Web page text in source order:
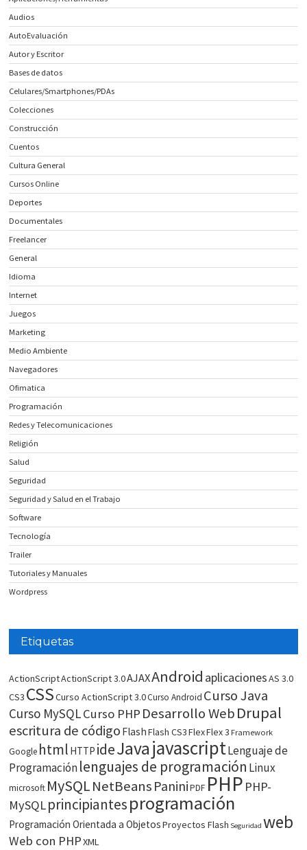
Audios
AutoEvaluación
Autor y Escritor
Bases de datos
Celulares/Smartphones/PDAs
Colecciones
Construcción
Cuentos
Cultura General
Cursos Online
Deportes
Documentales
Freelancer
General
Idioma
Internet
Juegos
Marketing
Medio Ambiente
Navegadores
Ofimatica
Programación
Redes y Telecomunicaciones
Religión
Salud
Seguridad
Seguridad y Salud en el Trabajo
Software
Tecnología
Trailer
Tutoriales y Manuales
Wordpress
Etiquetas
ActionScriptActionScript 3.0AJAXAndroid aplicacionesAS 3.0
CS3 CSSCurso ActionScript 3.0Curso Android Curso Java
Curso MySQLCurso PHP Desarrollo WebDrupal
escritura de código FlashFlash CS3FlexFlex 3 Framework
Google html HTTP ideJavajavascriptLenguaje de
Programaciónlenguajes de programación Linux
microsoft MySQLNetBeans Panini PDF PHP PHP-
MySQLprincipiantesprogramación
Programación Orientada a ObjetosProyectos Flash Seguridad web
Web con PHPXML